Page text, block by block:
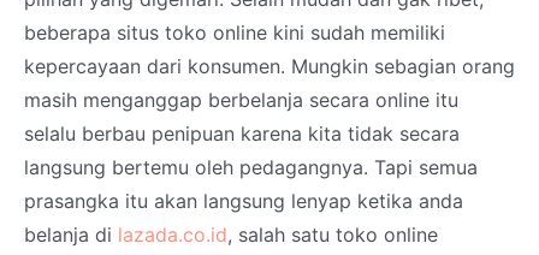
beberapa situs toko online kini sudah memiliki
kepercayaan dari konsumen. Mungkin sebagian orang
masih menganggap berbelanja secara online itu
selalu berbau penipuan karena kita tidak secara
langsung bertemu oleh pedagangnya. Tapi semua
prasangka itu akan langsung lenyap ketika anda
belanja di lazada.co.id, salah satu toko online